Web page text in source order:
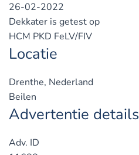
26-02-2022
Dekkater is getest op
HCM PKD FeLV/FIV
Locatie
Drenthe, Nederland
Beilen
Advertentie details
Adv. ID